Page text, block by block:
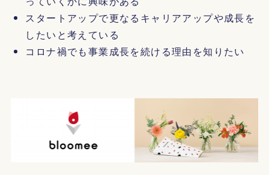
スタートアップで更なるキャリアアップや成長を
したいと考えている
コロナ禍でも事業成長を続ける理由を知りたい